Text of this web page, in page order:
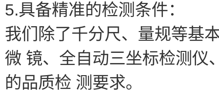
5.具备精准的检测条件：
我们除了千分尺、量规等基
微 镜、全自动三坐标检测仪
的品质检 测要求。